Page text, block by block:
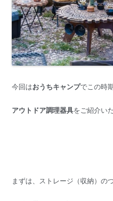
今回はおうちキャンプでこの時
アウトドア調理器具をご紹介い
まずは、ストレージ（収納）の